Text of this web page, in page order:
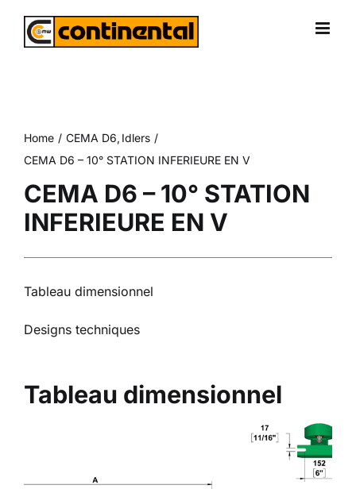
Home CEMA D6 Idlers
CEMA D6 – 10° STATION INFERIEURE EN V
CEMA D6 – 10° STATION
INFERIEURE EN V
Tableau dimensionnel
Designs techniques
Tableau dimensionnel